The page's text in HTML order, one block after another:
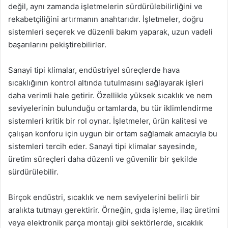
değil, aynı zamanda işletmelerin sürdürülebilirliğini ve
rekabetçiliğini artırmanın anahtarıdır. İşletmeler, doğru
sistemleri seçerek ve düzenli bakım yaparak, uzun vadeli
başarılarını pekiştirebilirler.
Sanayi tipi klimalar, endüstriyel süreçlerde hava
sıcaklığının kontrol altında tutulmasını sağlayarak işleri
daha verimli hale getirir. Özellikle yüksek sıcaklık ve nem
seviyelerinin bulunduğu ortamlarda, bu tür iklimlendirme
sistemleri kritik bir rol oynar. İşletmeler, ürün kalitesi ve
çalışan konforu için uygun bir ortam sağlamak amacıyla bu
sistemleri tercih eder. Sanayi tipi klimalar sayesinde,
üretim süreçleri daha düzenli ve güvenilir bir şekilde
sürdürülebilir.
Birçok endüstri, sıcaklık ve nem seviyelerini belirli bir
aralıkta tutmayı gerektirir. Örneğin, gıda işleme, ilaç üretimi
veya elektronik parça montajı gibi sektörlerde, sıcaklık